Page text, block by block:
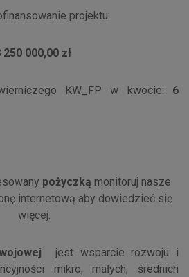
projektu:
250 000,00 zł
KW_FP w kwocie: 6
pożyczką monitoruj nasze
internetową aby dowiedzieć się
więcej.
jest wsparcie rozwoju i
mikro, małych, średnich